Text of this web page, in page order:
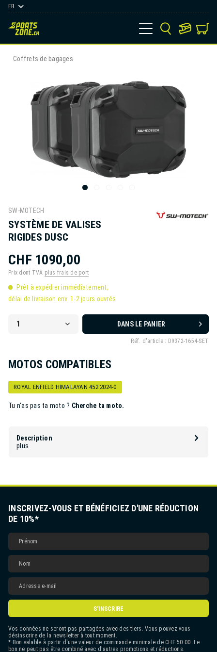
FR
Coffrets de bagages
SW-MOTECH
SYSTÈME DE VALISES
RIGIDES DUSC
CHF 1090,00
Prix dont TVA plus frais de port
Prêt à expédier immédiatement,
délai de livraison env. 1-2 jours ouvrés
DANS LE PANIER
Réf. d'article : D9372-1654-SET
MOTOS COMPATIBLES
ROYAL ENFIELD HIMALAYAN 452 2024-0
Tu n'as pas ta moto ? Cherche ta moto.
Description
plus
INSCRIVEZ-VOUS ET BÉNÉFICIEZ D'UNE RÉDUCTION
DE 10%*
S'INSCRIRE
Vos données ne seront pas partagées avec des tiers. Vous pouvez vous
désinscrire de la newsletter à tout moment.
* Bon valable à partir d'une valeur de commande minimale de CHF 50.00. Le
bon ne peut pas être combiné avec d'autres promotions et réductions.